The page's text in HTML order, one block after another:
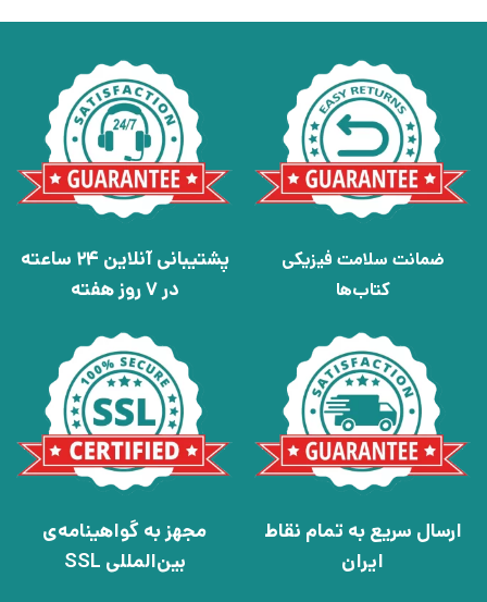
ضمانت سلامت فیزیکی
کتاب‌ها
پشتیبانی آنلاین 24 ساعته
در 7 روز هفته
ارسال سریع به تمام نقاط
ایران
مجهز به گواهینامه‌ی
بین‌المللی SSL